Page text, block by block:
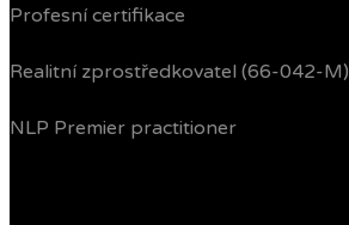
Profesní certifikace
Realitní zprostředkovatel (66-042-M)
NLP Premier practitioner